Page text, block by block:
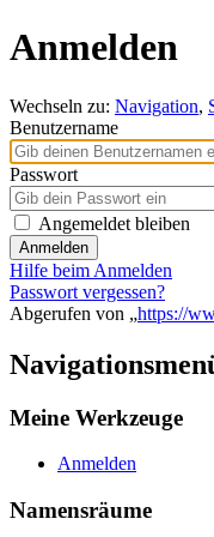
Anmelden
Wechseln zu: Navigation,
Benutzername
Passwort
Angemeldet bleiben
Anmelden
Hilfe beim Anmelden
Passwort vergessen?
Abgerufen von „https://
Meine Werkzeuge
Anmelden
Namensräume